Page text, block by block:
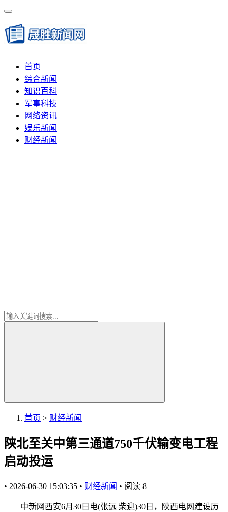
首页
综合新闻
知识百科
军事科技
网络资讯
娱乐新闻
财经新闻
首页 > 财经新闻
陕北至关中第三通道750千伏输变电工程
启动投运
• 2026-06-30 15:03:35 • 财经新闻 • 阅读 8
中新网西安6月30日电(张远 柴迎)30日，陕西电网建设历